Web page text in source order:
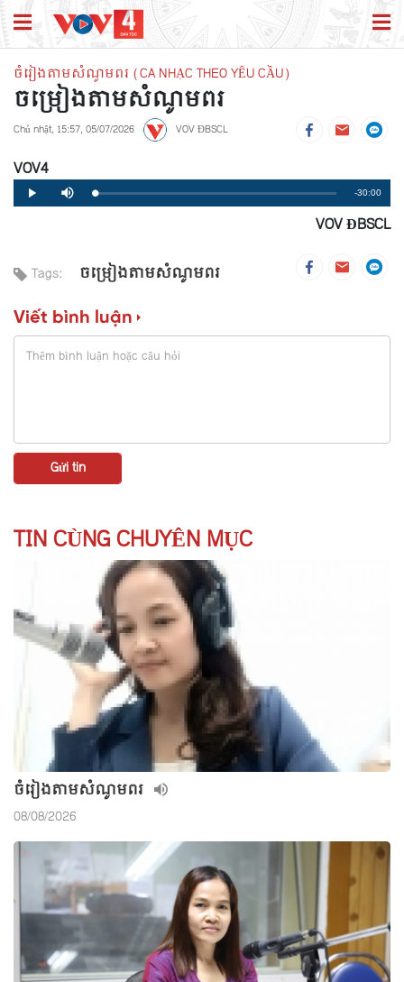
ចំរៀងតាមសំណូមពរ (CA NHẠC THEO YÊU CẦU)
ចម្រៀងតាមសំណូមពរ
Chủ nhật, 15:57, 05/07/2026 VOV ĐBSCL
VOV4
Play Mute Loaded:
0%
Progress:
0%
Remaining
Time
-30:00
VOV ĐBSCL
Tags: ចម្រៀងតាមសំណូមពរ
Viết bình luận
TIN CÙNG CHUYÊN MỤC
ចំរៀងតាមសំណូមពរ
08/08/2026